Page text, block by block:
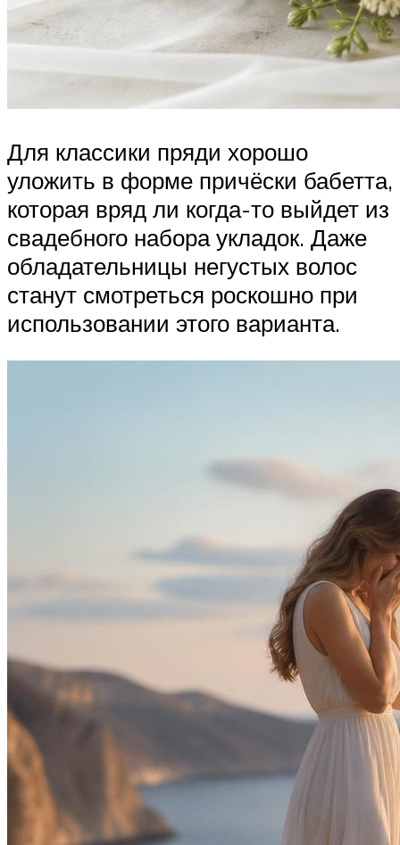
Для классики пряди хорошо
уложить в форме причёски бабетта,
которая вряд ли когда-то выйдет из
свадебного набора укладок. Даже
обладательницы негустых волос
станут смотреться роскошно при
использовании этого варианта.